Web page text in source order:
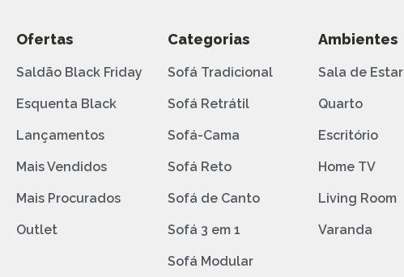
Ofertas
Saldão Black Friday
Esquenta Black
Lançamentos
Mais Vendidos
Mais Procurados
Outlet
Categorias
Sofá Tradicional
Sofá Retrátil
Sofá-Cama
Sofá Reto
Sofá de Canto
Sofá 3 em 1
Sofá Modular
Ambientes
Sala de Estar
Quarto
Escritório
Home TV
Living Room
Varanda